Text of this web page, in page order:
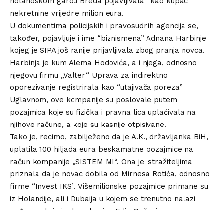
nekretnine vrijedne milion eura.
U dokumentima policijskih i pravosudnih agencija se,
također, pojavljuje i ime “biznismena” Adnana Harbinje
kojeg je SIPA još ranije prijavljivala zbog pranja novca.
Harbinja je kum Alema Hodovića, a i njega, odnosno
njegovu firmu „Valter“ Uprava za indirektno
oporezivanje registrirala kao “utajivača poreza”
Uglavnom, ove kompanije su poslovale putem
pozajmica koje su fizička i pravna lica uplaćivala na
njihove račune, a koje su kasnije otpisivane.
Tako je, recimo, zabilježeno da je A.K., državljanka BiH,
uplatila 100 hiljada eura beskamatne pozajmice na
račun kompanije „SISTEM MI“. Ona je istražiteljima
priznala da je novac dobila od Mirnesa Rotića, odnosno
firme “Invest IKS”. Višemilionske pozajmice primane su
iz Holandije, ali i Dubaija u kojem se trenutno nalazi